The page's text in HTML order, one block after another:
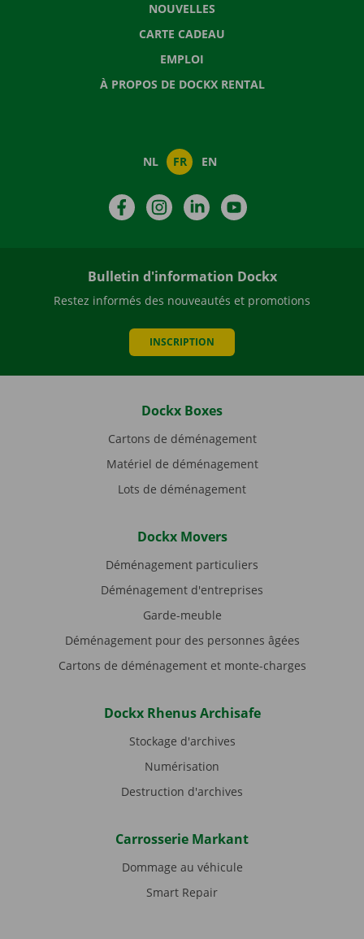
NOUVELLES
CARTE CADEAU
EMPLOI
À PROPOS DE DOCKX RENTAL
NL FR EN
FacebookInstagramLinkedIn
Bulletin d'information Dockx
Restez informés des nouveautés et promotions
INSCRIPTION
Dockx Boxes
Cartons de déménagement
Matériel de déménagement
Lots de déménagement
Dockx Movers
Déménagement particuliers
Déménagement d'entreprises
Garde-meuble
Déménagement pour des personnes âgées
Cartons de déménagement et monte-charges
Dockx Rhenus Archisafe
Stockage d'archives
Numérisation
Destruction d'archives
Carrosserie Markant
Dommage au véhicule
Smart Repair